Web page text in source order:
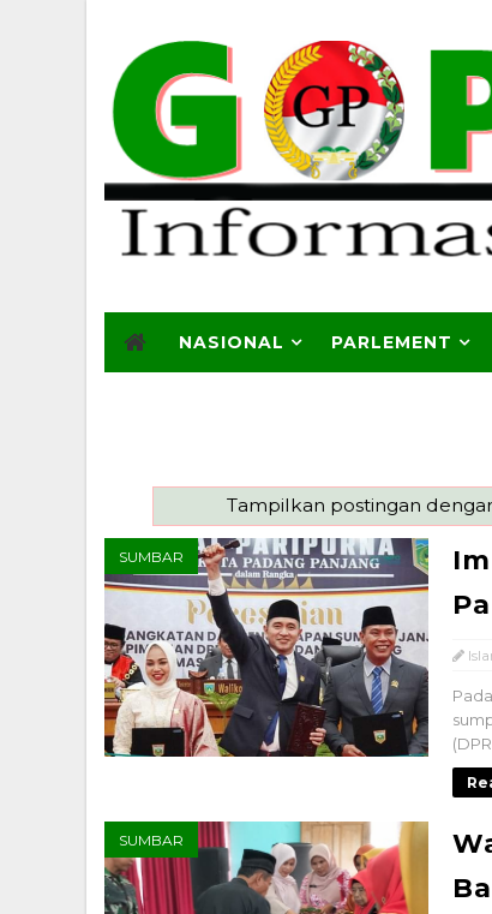
NASIONAL PARLEMENT
Tampilkan postingan
SUMBAR
SUMBAR